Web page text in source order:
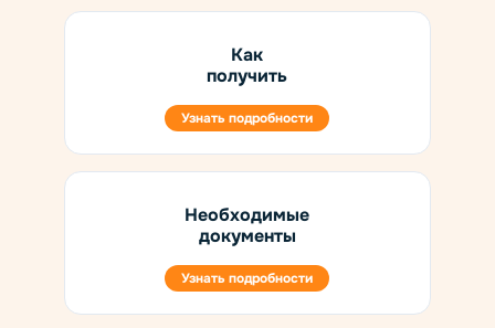
Как
получить
Узнать подробности
Необходимые
документы
Узнать подробности